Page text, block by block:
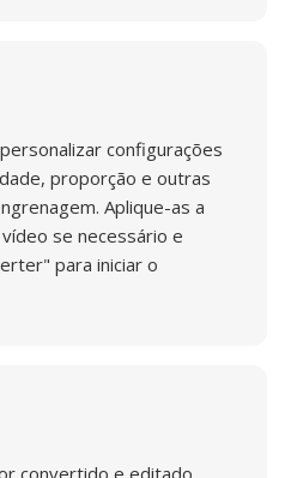
configurações
proporção e outras
Aplique-as a
se necessário e
para iniciar o
convertido e editado,